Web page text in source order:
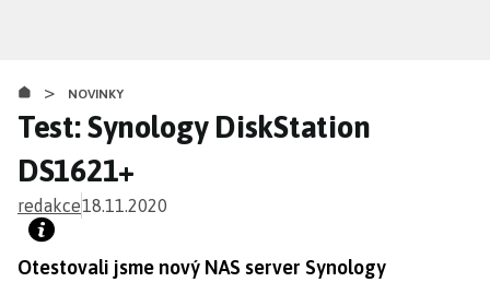
obsahu
> NOVINKY
Test: Synology DiskStation
DS1621+
redakce18.11.2020
Otestovali jsme nový NAS server Synology